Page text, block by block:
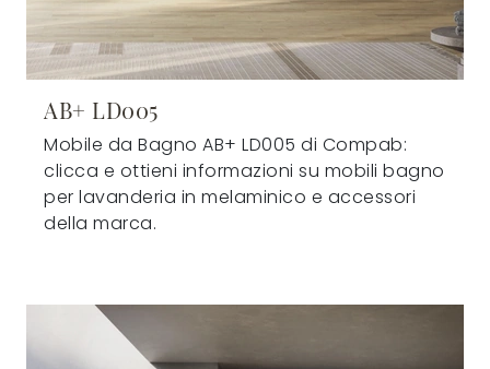
AB+ LD005
Mobile da Bagno AB+ LD005 di Compab:
clicca e ottieni informazioni su mobili bagno
per lavanderia in melaminico e accessori
della marca.